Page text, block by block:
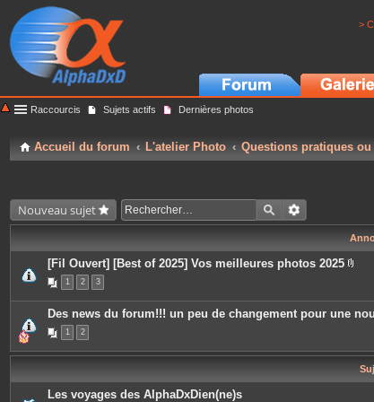
>
Raccourcis Sujets actifs Dernières photos
Accueil du forum L'atelier Photo Questions pratiques
Nouveau sujet
[Fil Ouvert] [Best of 2025] Vos meilleures photos 2025
c
e
i
t
1 2 3
Des news du forum!!! un peu de changement pour une
1 2
Les voyages des AlphaDxDien(ne)s